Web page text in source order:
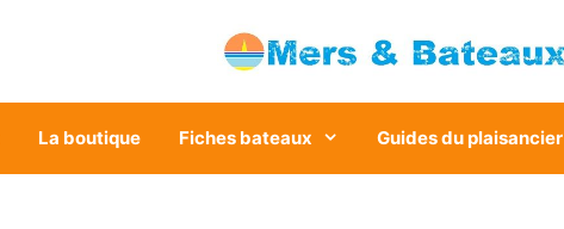
La boutique Fiches bateaux Guides du plaisancier